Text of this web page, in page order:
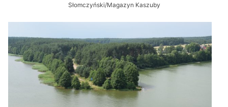
Słomczyński/Magazyn Kaszuby